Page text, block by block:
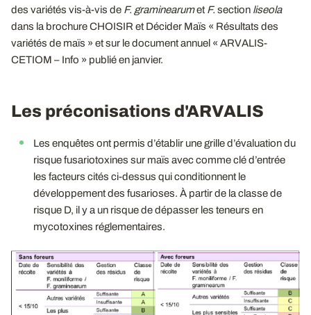
des variétés vis-à-vis de F. graminearumet F. section liseola
dans la brochure CHOISIR et Décider Maïs « Résultats des
variétés de maïs » et sur le document annuel « ARVALIS-
CETIOM – Info » publié en janvier.
Les préconisations d'ARVALIS
Les enquêtes ont permis d’établir une grille d’évaluation du
risque fusariotoxines sur maïs avec comme clé d’entrée
les facteurs cités ci-dessus qui conditionnent le
développement des fusarioses. À partir de la classe de
risque D, il y a un risque de dépasser les teneurs en
mycotoxines réglementaires.